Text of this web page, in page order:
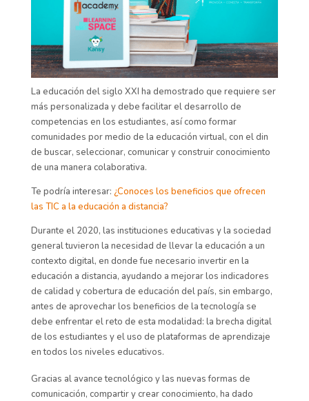
La educación del siglo XXI ha demostrado que requiere ser
más personalizada ydebe facilitar el desarrollo de
competencias en los estudiantes, así como formar
comunidades por medio de la educación virtual, con el din
de buscar, seleccionar, comunicar yconstruirconocimiento
de una manera colaborativa.
Te podría interesar: ¿Conoces los beneficios que ofrecen
las TIC a la educación a distancia?
Durante el 2020, las instituciones educativas y la sociedad
general tuvieron la necesidad de llevar la educación a un
contexto digital, en donde fue necesario invertir en la
educación a distancia, ayudando a mejorar los indicadores
de calidad y cobertura de educación del país, sin embargo,
antes de aprovechar los beneficios de la tecnología se
debe enfrentar el reto de esta modalidad: la brecha digital
de los estudiantes y el uso de plataformas de aprendizaje
en todos los niveles educativos.
Gracias al avance tecnológico y las nuevas formas de
comunicación, compartir y crear conocimiento, ha dado